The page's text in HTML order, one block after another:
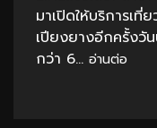
มาเปิดให้บริการเ
เปียงยางอีกครั้งวั
กว่า 6... อ่านต่อ